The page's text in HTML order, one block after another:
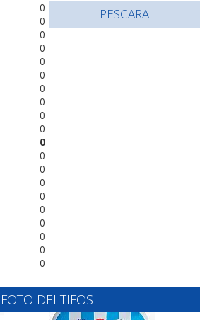
0
0
0
0
0
0
0
0
0
0
0
0
0
0
0
0
0
0
0
0
PESCARA
FOTO DEI TIFOSI